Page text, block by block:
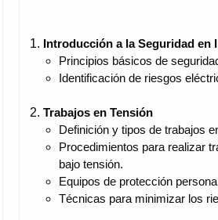
Introducción a la Seguridad en
Principios básicos de
Identificación de riesgos
Trabajos en Tensión
Definición y tipos de trabajos
Procedimientos para realizar
bajo tensión.
Equipos de protección
Técnicas para minimizar los